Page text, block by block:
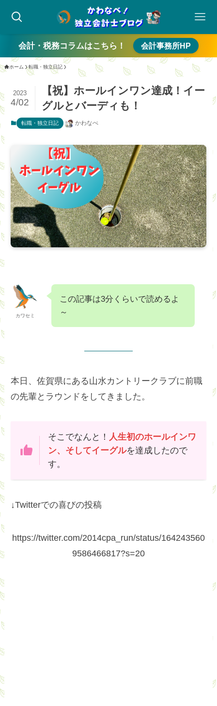
会計・税務コラムはこちら！ 会計事務所HP
ホーム 転職・独立日記
【祝】ホールインワン達成！イー
グルとバーディも！
2023
4/02
転職・独立日記 かわなべ
カワセミ
この記事は3分くらいで読めるよ
～
本日、佐賀県にある山水カントリークラブに前職
の先輩とラウンドをしてきました。
そこでなんと！ 人生初のホールインワ
ン、そしてイーグルを達成したので
す。
↓Twitterでの喜びの投稿
https://twitter.com/2014cpa_run/status/164243560
9586466817?s=20